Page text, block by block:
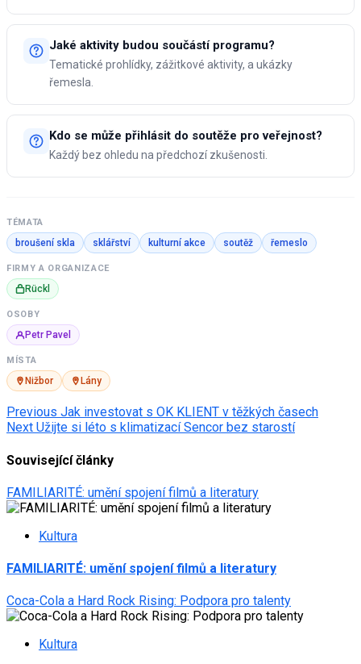
Jaké aktivity budou součástí programu?
Tematické prohlídky, zážitkové aktivity, a ukázky
řemesla.
Kdo se může přihlásit do soutěže pro veřejnost?
Každý bez ohledu na předchozí zkušenosti.
TÉMATA
broušení skla sklářství kulturní akce soutěž řemeslo
FIRMY A ORGANIZACE
Rückl
OSOBY
Petr Pavel
MÍSTA
Nižbor Lány
Post
navigation
Previous Jak investovat s OK KLIENT v těžkých časech
Next Užijte si léto s klimatizací Sencor bez starostí
Související články
FAMILIARITÉ: umění spojení filmů a literatury
Kultura
FAMILIARITÉ: umění spojení filmů a literatury
Coca-Cola a Hard Rock Rising: Podpora pro talenty
Kultura